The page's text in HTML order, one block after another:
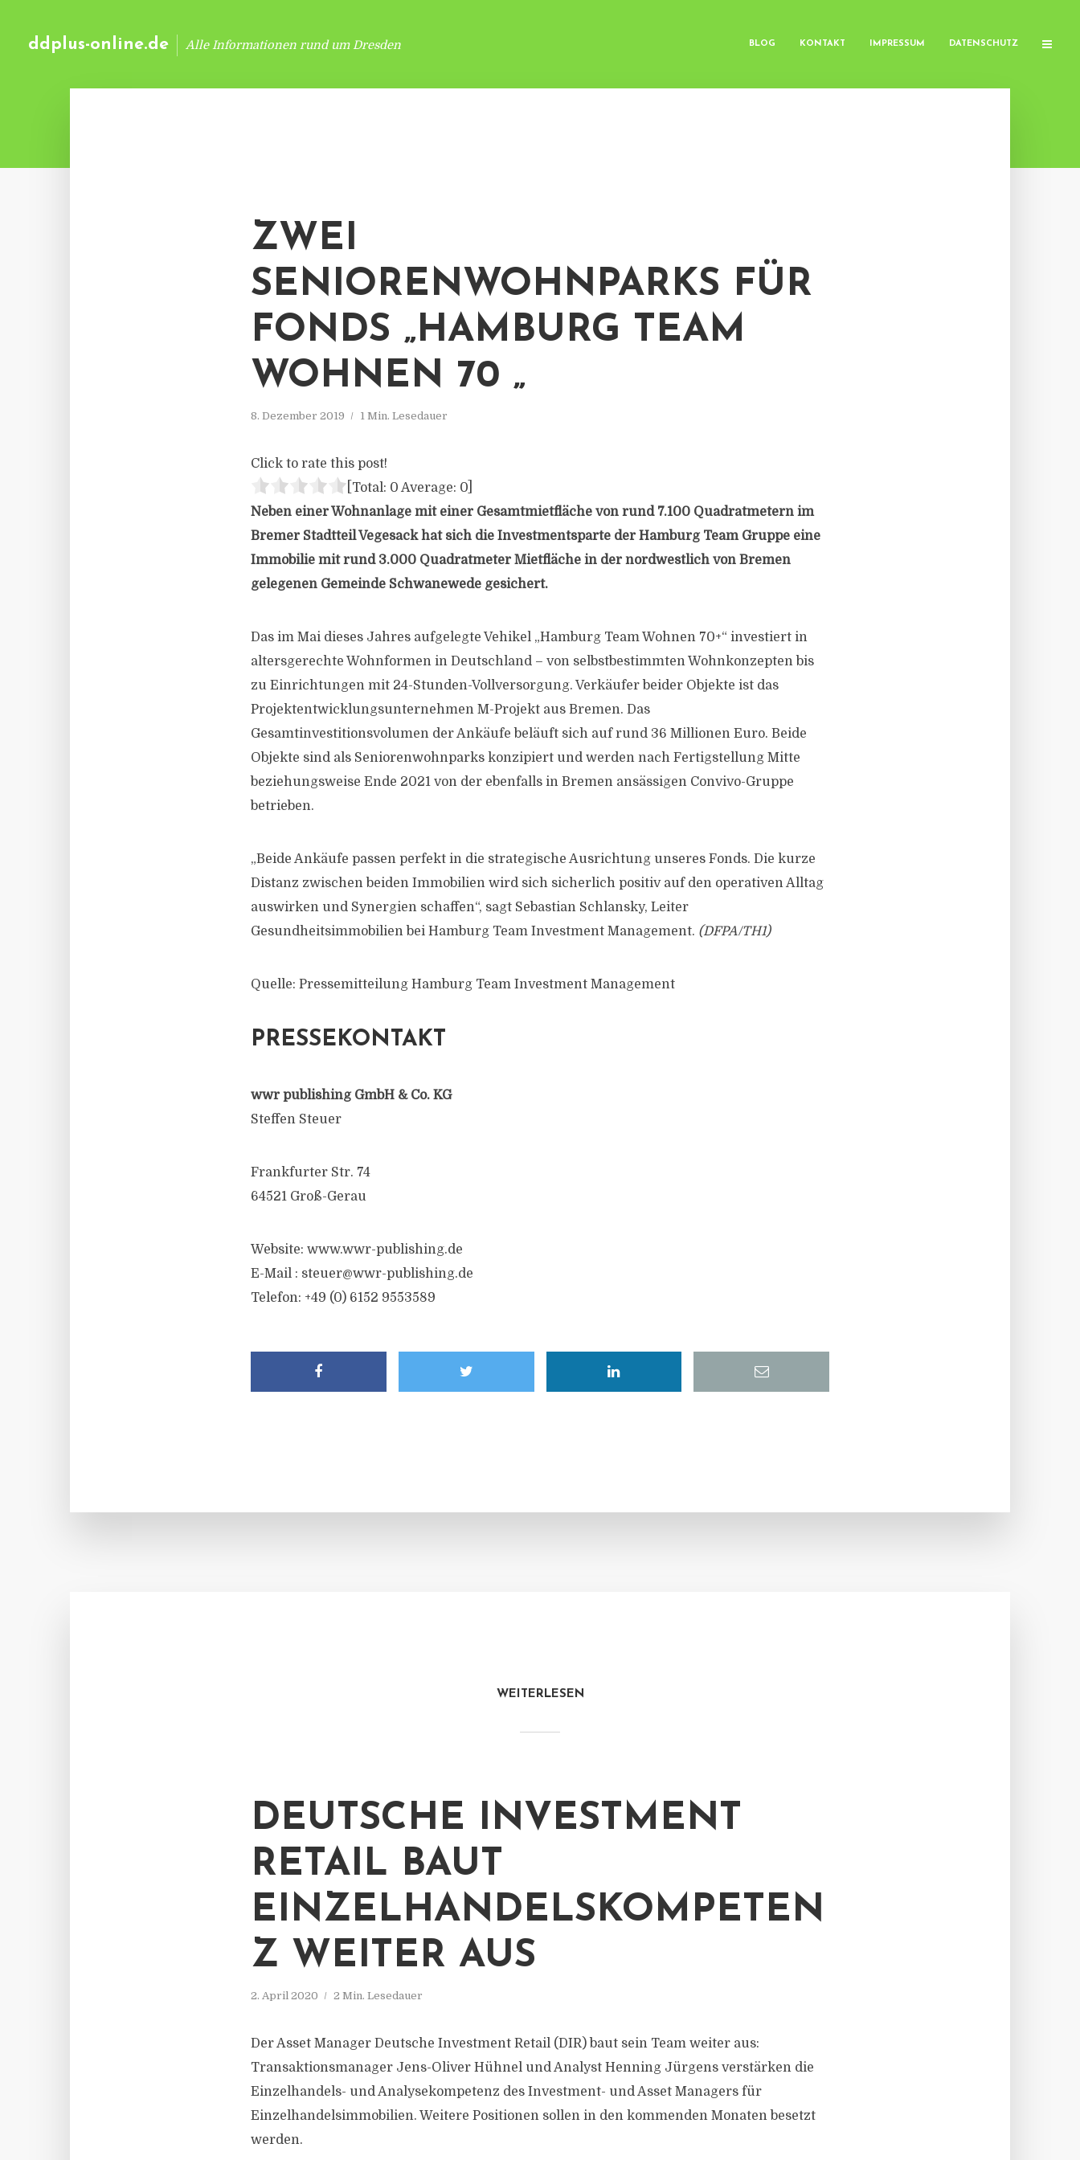
ddplus-online.de Alle Informationen rund um Dresden BLOG KONTAKT IMPRESSUM DATENSCHUTZ
ZWEI
SENIORENWOHNPARKS FÜR
FONDS „HAMBURG TEAM
WOHNEN 70 „
8. Dezember 2019 1 Min. Lesedauer
Click to rate this post!
[Total: 0 Average: 0
Neben einer Wohnanlage mit einer Gesamtmietfläche von rund 7.100 Quadratmetern im
Bremer Stadtteil Vegesack hat sich die Investmentsparte der Hamburg Team Gruppe eine
Immobilie mit rund 3.000 Quadratmeter Mietfläche in der nordwestlich von Bremen
gelegenen Gemeinde Schwanewede gesichert.
Das im Mai dieses Jahres aufgelegte Vehikel „Hamburg Team Wohnen 70+“ investiert in
altersgerechte Wohnformen in Deutschland – von selbstbestimmten Wohnkonzepten bis
zu Einrichtungen mit 24-Stunden-Vollversorgung. Verkäufer beider Objekte ist das
Projektentwicklungsunternehmen M-Projekt aus Bremen. Das
Gesamtinvestitionsvolumen der Ankäufe beläuft sich auf rund 36 Millionen Euro. Beide
Objekte sind als Seniorenwohnparks konzipiert und werden nach Fertigstellung Mitte
beziehungsweise Ende 2021 von der ebenfalls in Bremen ansässigen Convivo-Gruppe
betrieben.
„Beide Ankäufe passen perfekt in die strategische Ausrichtung unseres Fonds. Die kurze
Distanz zwischen beiden Immobilien wird sich sicherlich positiv auf den operativen Alltag
auswirken und Synergien schaffen“, sagt Sebastian Schlansky, Leiter
Gesundheitsimmobilien bei Hamburg Team Investment Management. (DFPA/TH1)
Quelle: Pressemitteilung Hamburg Team Investment Management
PRESSEKONTAKT
wwr publishing GmbH & Co. KG
Steffen Steuer
Frankfurter Str. 74
64521 Groß-Gerau
Website: www.wwr-publishing.de
E-Mail : steuer@wwr-publishing.de
Telefon: +49 (0) 6152 9553589
WEITERLESEN
DEUTSCHE INVESTMENT
RETAIL BAUT
EINZELHANDELSKOMPETEN
Z WEITER AUS
2. April 2020 2 Min. Lesedauer
Der Asset Manager Deutsche Investment Retail (DIR) baut sein Team weiter aus:
Transaktionsmanager Jens-Oliver Hühnel und Analyst Henning Jürgens verstärken die
Einzelhandels- und Analysekompetenz des Investment- und Asset Managers für
Einzelhandelsimmobilien. Weitere Positionen sollen in den kommenden Monaten besetzt
werden.